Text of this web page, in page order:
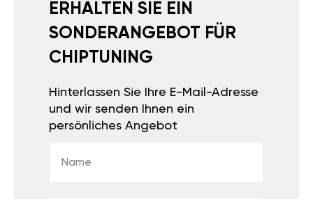
ERHALTEN SIE EIN
SONDERANGEBOT FÜR
CHIPTUNING
Hinterlassen Sie Ihre E-Mail-Adresse
und wir senden Ihnen ein
persönliches Angebot